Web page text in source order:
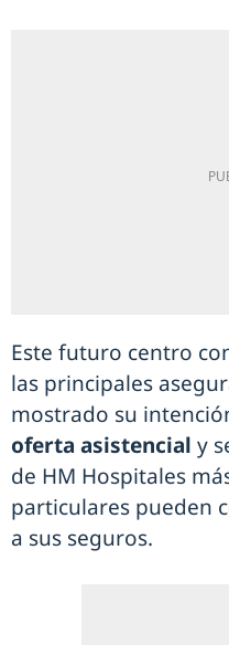
Este futuro centro
las principales
mostrado su
oferta asistencial y
de HM Hospitales
particulares pueden
a sus seguros.